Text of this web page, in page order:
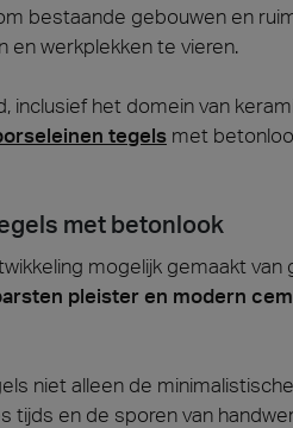
bestaande gebouwen en
en werkplekken te vieren.
inclusief het domein van
tegels met
met betonlook
mogelijk gemaakt van
pleister en modern
niet alleen de
tijds en de sporen van